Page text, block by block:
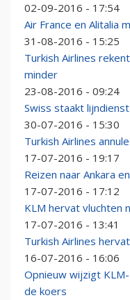
02-09-2016 - 17:54
Air France en Alitalia
31-08-2016 - 15:25
Turkish Airlines
minder
23-08-2016 - 09:24
Swiss staakt
30-07-2016 - 15:30
Turkish Airlines
17-07-2016 - 19:17
Reizen naar Ankara
17-07-2016 - 17:12
KLM hervat vluchten
17-07-2016 - 13:41
Turkish Airlines
16-07-2016 - 16:06
Opnieuw wijzigt
de koers